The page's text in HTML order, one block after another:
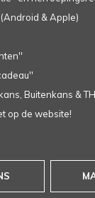
& Apple)
Buitenkans &
op de website!